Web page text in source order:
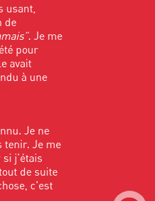
usant,
de
. Je me
pour
avait
à une
Je ne
tenir. Je me
j’étais
de suite
c'est